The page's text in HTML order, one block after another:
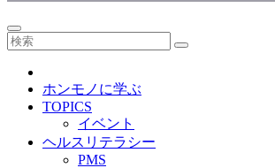
ホンモノに学ぶ
TOPICS
イベント
ヘルスリテラシー
PMS